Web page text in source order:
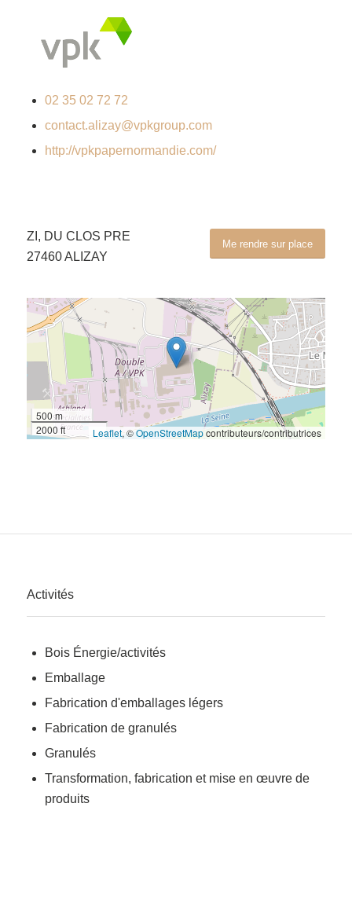
02 35 02 72 72
contact.alizay@vpkgroup.com
http://vpkpapernormandie.com/
Me rendre sur place
ZI, DU CLOS PRE
27460 ALIZAY
500 m
2000 ft
Leaflet, ©OpenStreetMapcontributeurs/contributrices
Activités
Bois Énergie/activités
Emballage
Fabrication d'emballages légers
Fabrication de granulés
Granulés
Transformation, fabrication et mise en œuvre de
produits